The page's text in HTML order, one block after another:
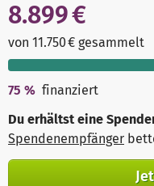
8.899 €
von 11.750 € gesammelt
75 % finanziert
Du erhältst eine
Spendenempfänger